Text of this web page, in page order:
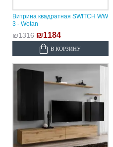
Витрина квадратная SWITCH WW
3 - Wotan
₪1316 ₪1184
В КОРЗИНУ